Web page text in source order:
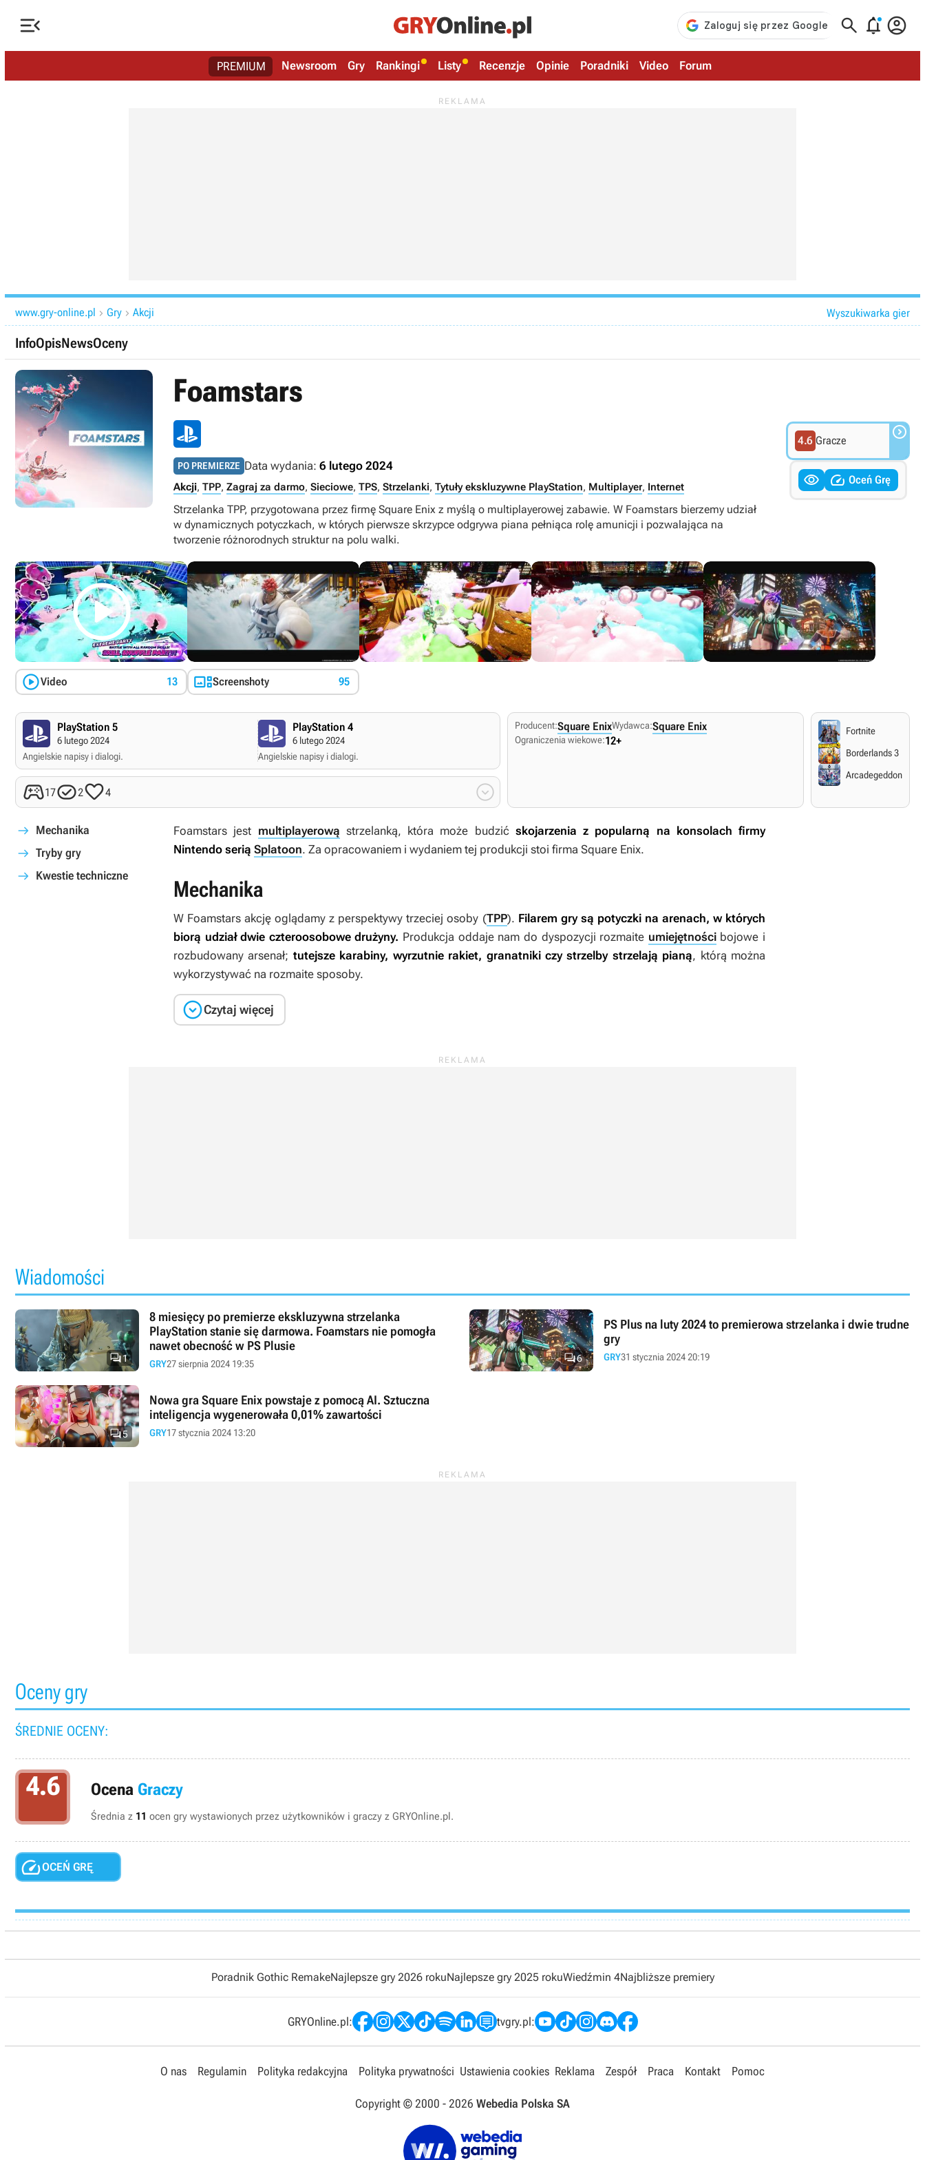
   
PREMIUM Newsroom Gry Rankingi Listy Recenzje Opinie Poradniki Video Forum
www.gry-online.pl  Gry  Akcji Wyszukiwarka gier
InfoOpisNewsOceny
Foamstars
PO PREMIERZE Data wydania: 6 lutego 2024
Akcji, TPP, Zagraj za darmo, Sieciowe, TPS, Strzelanki, Tytuły ekskluzywne PlayStation, Multiplayer, Internet
Strzelanka TPP, przygotowana przez firmę Square Enix z myślą o multiplayerowej zabawie. W Foamstars bierzemy udział
w dynamicznych potyczkach, w których pierwsze skrzypce odgrywa piana pełniąca rolę amunicji i pozwalająca na
tworzenie różnorodnych struktur na polu walki.
4.6 Gracze 
  Oceń Grę

Video 13 Screenshoty 95
PlayStation 5
6 lutego 2024
Angielskie napisy i dialogi.
PlayStation 4
6 lutego 2024
Angielskie napisy i dialogi.
1724 
Producent:Square EnixWydawca:Square Enix
Ograniczenia wiekowe:12+
Fortnite
Borderlands 3
Arcadegeddon
Mechanika
Tryby gry
Kwestie techniczne
Foamstars jest multiplayerową strzelanką, która może budzić skojarzenia z popularną na konsolach firmy
Nintendo serią Splatoon. Za opracowaniem i wydaniem tej produkcji stoi firma Square Enix.
Mechanika
W Foamstarsakcję oglądamy z perspektywy trzeciej osoby (TPP). Filarem gry są potyczki na arenach, w których
biorą udział dwie czteroosobowe drużyny. Produkcja oddaje nam do dyspozycji rozmaite umiejętnościbojowe i
rozbudowany arsenał; tutejsze karabiny, wyrzutnie rakiet, granatniki czy strzelby strzelają pianą, którą można
wykorzystywać na rozmaite sposoby.
Czytaj więcej
Wiadomości
1
8 miesięcy po premierze ekskluzywna strzelanka
PlayStation stanie się darmowa. Foamstars nie pomogła
nawet obecność w PS Plusie
GRY27 sierpnia 2024 19:35 6
PS Plus na luty 2024 to premierowa strzelanka i dwie trudne
gry
GRY31 stycznia 2024 20:19
5
Nowa gra Square Enix powstaje z pomocą AI. Sztuczna
inteligencja wygenerowała 0,01% zawartości
GRY17 stycznia 2024 13:20
Oceny gry
ŚREDNIE OCENY:
4.6 Ocena Graczy
Średnia z 11 ocen gry wystawionych przez użytkowników i graczy z GRYOnline.pl.
OCEŃ GRĘ
Poradnik Gothic RemakeNajlepsze gry 2026 rokuNajlepsze gry 2025 rokuWiedźmin 4Najbliższe premiery
GRYOnline.pl: tvgry.pl:
O nas Regulamin Polityka redakcyjna Polityka prywatności Ustawienia cookies Reklama Zespół Praca Kontakt Pomoc
Copyright © 2000 - 2026 Webedia Polska SA